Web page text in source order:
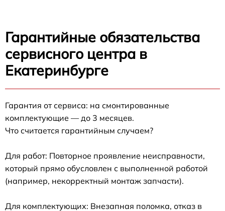
Гарантийные обязательства
сервисного центра в
Екатеринбурге
Гарантия от сервиса: на смонтированные
комплектующие — до 3 месяцев.
Что считается гарантийным случаем?
Для работ: Повторное проявление неисправности,
который прямо обусловлен с выполненной работой
(например, некорректный монтаж запчасти).
Для комплектующих: Внезапная поломка, отказ в